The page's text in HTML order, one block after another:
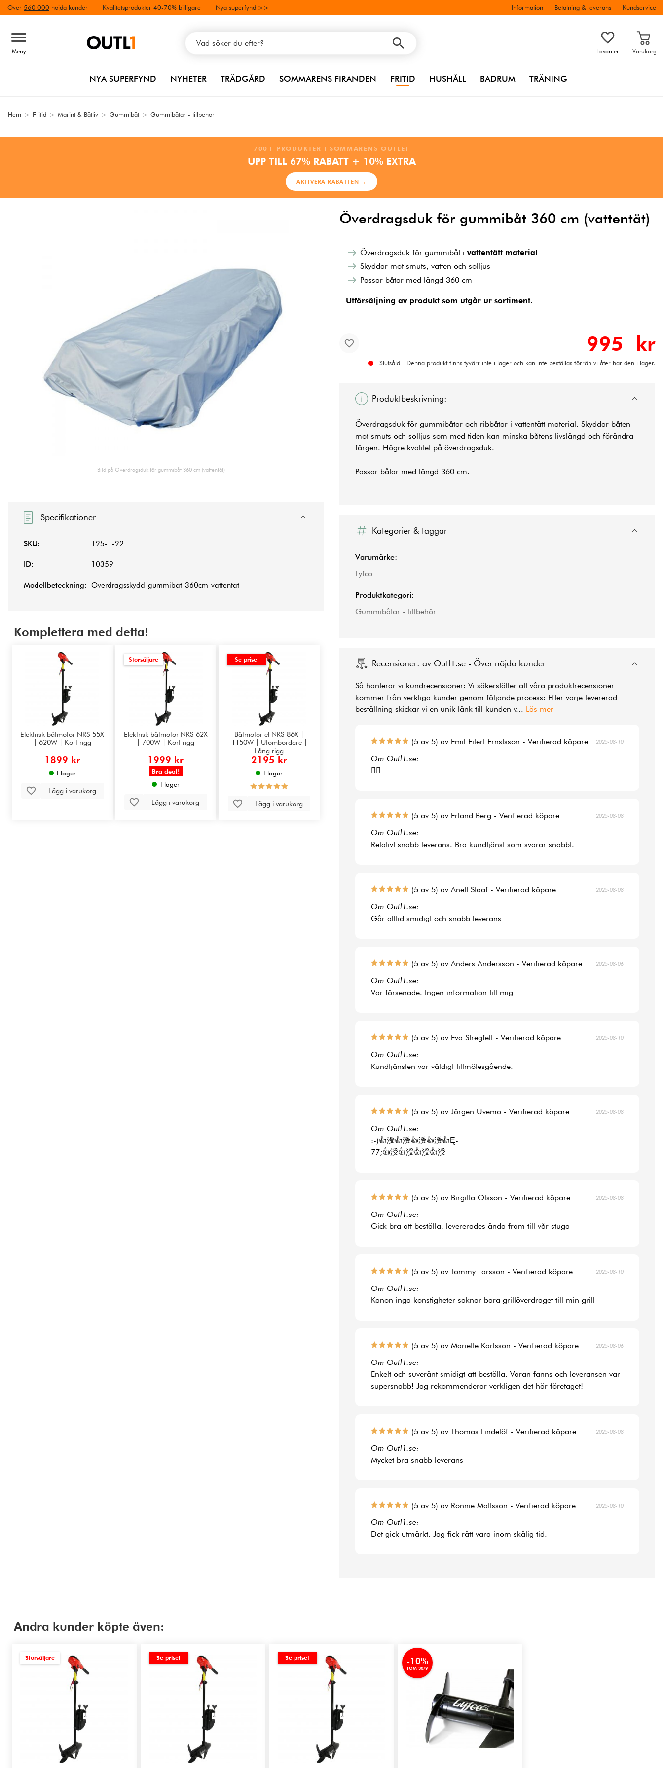
Över 560 000 nöjda kunder Kvalitetsprodukter 40-70% billigare Nya superfynd >> Information Betalning & leverans Kundservice
Meny Favoriter Varukorg
NYA SUPERFYND NYHETER TRÄDGÅRD SOMMARENS FIRANDEN FRITID HUSHÅLL BADRUM TRÄNING
Hem > Fritid > Marint & Båtliv > Gummibåt > Gummibåtar - tillbehör
700+ PRODUKTER I SOMMARENS OUTLET
UPP TILL 67% RABATT + 10% EXTRA
AKTIVERA RABATTEN →
Överdragsduk för gummibåt 360 cm (vattentät)
Bild på Överdragsduk för gummibåt 360 cm (vattentät)
Överdragsduk för gummibåt i vattentätt material
Skyddar mot smuts, vatten och solljus
Passar båtar med längd 360 cm
Utförsäljning av produkt som utgår ur sortiment.
995 kr
Slutsåld - Denna produkt finns tyvärr inte i lager och kan inte beställas förrän vi åter har den i lager.
Produktbeskrivning:
Överdragsduk för gummibåtar och ribbåtar i vattentätt material. Skyddar båten
mot smuts och solljus som med tiden kan minska båtens livslängd och förändra
färgen. Högre kvalitet på överdragsduk.
Passar båtar med längd 360 cm.
Specifikationer
SKU: 125-1-22
ID: 10359
Modellbeteckning: Overdragsskydd-gummibat-360cm-vattentat
Kategorier & taggar
Varumärke:
Lyfco
Produktkategori:
Gummibåtar - tillbehör
Komplettera med detta!
Elektrisk båtmotor NRS-55X
| 620W | Kort rigg
1899 kr
I lager
Lägg i varukorg
Storsäljare
Elektrisk båtmotor NRS-62X
| 700W | Kort rigg
1999 kr
Bra deal!
I lager
Lägg i varukorg
Se priset
Båtmotor el NRS-86X |
1150W | Utombordare |
Lång rigg
2195 kr
I lager
Lägg i varukorg
Recensioner: av Outl1.se - Över nöjda kunder
Så hanterar vi kundrecensioner: Vi säkerställer att våra produktrecensioner
kommer från verkliga kunder genom följande process: Efter varje levererad
beställning skickar vi en unik länk till kunden v... Läs mer
(5 av 5) av Emil Eilert Ernstsson - Verifierad köpare 2025-08-10
Om Outl1.se:
👍🏻
(5 av 5) av Erland Berg - Verifierad köpare 2025-08-08
Om Outl1.se:
Relativt snabb leverans. Bra kundtjänst som svarar snabbt.
(5 av 5) av Anett Staaf - Verifierad köpare 2025-08-08
Om Outl1.se:
Går alltid smidigt och snabb leverans
(5 av 5) av Anders Andersson - Verifierad köpare 2025-08-06
Om Outl1.se:
Var försenade. Ingen information till mig
(5 av 5) av Eva Stregfelt - Verifierad köpare 2025-08-10
Om Outl1.se:
Kundtjänsten var väldigt tillmötesgående.
(5 av 5) av Jörgen Uvemo - Verifierad köpare 2025-08-08
Om Outl1.se:
:-)👍涭👍涭👍涭👍涭👍Ę-
77;👍涭👍涭👍涭👍涭
(5 av 5) av Birgitta Olsson - Verifierad köpare 2025-08-08
Om Outl1.se:
Gick bra att beställa, levererades ända fram till vår stuga
(5 av 5) av Tommy Larsson - Verifierad köpare 2025-08-10
Om Outl1.se:
Kanon inga konstigheter saknar bara grillöverdraget till min grill
(5 av 5) av Mariette Karlsson - Verifierad köpare 2025-08-06
Om Outl1.se:
Enkelt och suveränt smidigt att beställa. Varan fanns och leveransen var
supersnabb! Jag rekommenderar verkligen det här företaget!
(5 av 5) av Thomas Lindelöf - Verifierad köpare 2025-08-08
Om Outl1.se:
Mycket bra snabb leverans
(5 av 5) av Ronnie Mattsson - Verifierad köpare 2025-08-10
Om Outl1.se:
Det gick utmärkt. Jag fick rätt vara inom skälig tid.
Andra kunder köpte även:
Storsäljare Se priset Se priset -10%
TOM 30/9